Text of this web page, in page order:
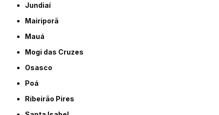
Jundiaí
Mairiporã
Mauá
Mogi das Cruzes
Osasco
Poá
Ribeirão Pires